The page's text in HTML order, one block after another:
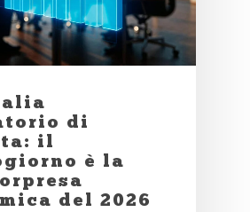
di
il
è la
del 2026